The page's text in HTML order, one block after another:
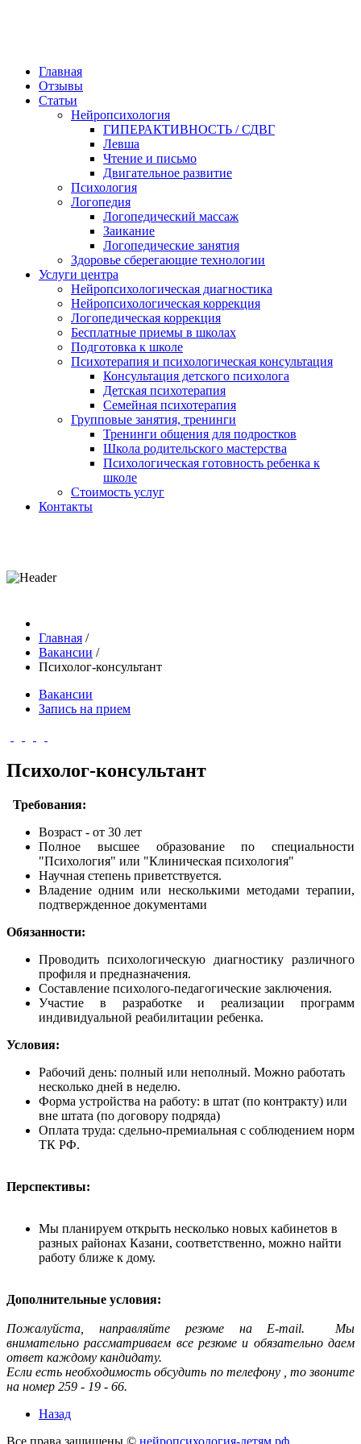
Главная
Отзывы
Статьи
Нейропсихология
ГИПЕРАКТИВНОСТЬ / СДВГ
Левша
Чтение и письмо
Двигательное развитие
Психология
Логопедия
Логопедический массаж
Заикание
Логопедические занятия
Здоровье сберегающие технологии
Услуги центра
Нейропсихологическая диагностика
Нейропсихологическая коррекция
Логопедическая коррекция
Бесплатные приемы в школах
Подготовка к школе
Психотерапия и психологическая консультация
Консультация детского психолога
Детская психотерапия
Семейная психотерапия
Групповые занятия, тренинги
Тренинги общения для подростков
Школа родительского мастерства
Психологическая готовность ребенка к
школе
Стоимость услуг
Контакты
Главная /
Вакансии /
Психолог-консультант
Вакансии
Запись на прием
Психолог-консультант
Требования:
Возраст - от 30 лет
Полное высшее образование по специальности
"Психология" или "Клиническая психология"
Научная степень приветствуется.
Владение одним или несколькими методами терапии,
подтвержденное документами
Обязанности:
Проводить психологическую диагностику различного
профиля и предназначения.
Составление психолого-педагогические заключения.
Участие в разработке и реализации программ
индивидуальной реабилитации ребенка.
Условия:
Рабочий день: полный или неполный. Можно работать
несколько дней в неделю.
Форма устройства на работу: в штат (по контракту) или
вне штата (по договору подряда)
Оплата труда: сдельно-премиальная с соблюдением норм
ТК РФ.
Перспективы:
Мы планируем открыть несколько новых кабинетов в
разных районах Казани, соответственно, можно найти
работу ближе к дому.
Дополнительные условия:
Пожалуйста, направляйте резюме на E-mail. Мы
внимательно рассматриваем все резюме и обязательно даем
ответ каждому кандидату.
Если есть необходимость обсудить по телефону , то звоните
на номер 259 - 19 - 66.
Назад
Все права защищены © нейропсихология-детям.рф